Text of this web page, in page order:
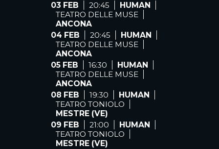
03 FEB
20:45
HUMAN
TEATRO DELLE MUSE
ANCONA
04 FEB
20:45
HUMAN
TEATRO DELLE MUSE
ANCONA
05 FEB
16:30
HUMAN
TEATRO DELLE MUSE
ANCONA
08 FEB
19:30
HUMAN
TEATRO TONIOLO
MESTRE (VE)
09 FEB
21:00
HUMAN
TEATRO TONIOLO
MESTRE (VE)